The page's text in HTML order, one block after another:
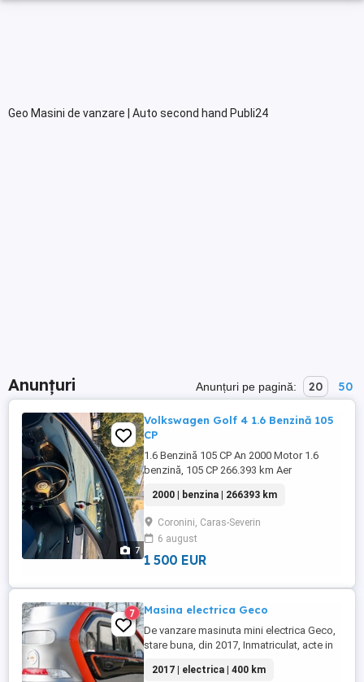
Geo Masini de vanzare | Auto second hand Publi24
Anunțuri Anunțuri pe pagină: 20 50
7
Volkswagen Golf 4 1.6 Benzină 105
CP
1.6 Benzină 105 CP An 2000 Motor 1.6
benzină, 105 CP 266.393 km Aer
electrice Jante aliaj Cârlig remorcare Acte
la zi, fiscal pe loc Schimburi făcute recent
Mașina merge foarte bine, fără probleme,
gata de drum.
2000 | benzina | 266393 km
Coronini, Caras-Severin
6 august
1 500 EUR
7 Masina electrica Geco
De vanzare masinuta mini electrica Geco,
stare buna, din 2017, Inmatriculat, acte in
persoane, ideal in oras, sau la
2017 | electrica | 400 km